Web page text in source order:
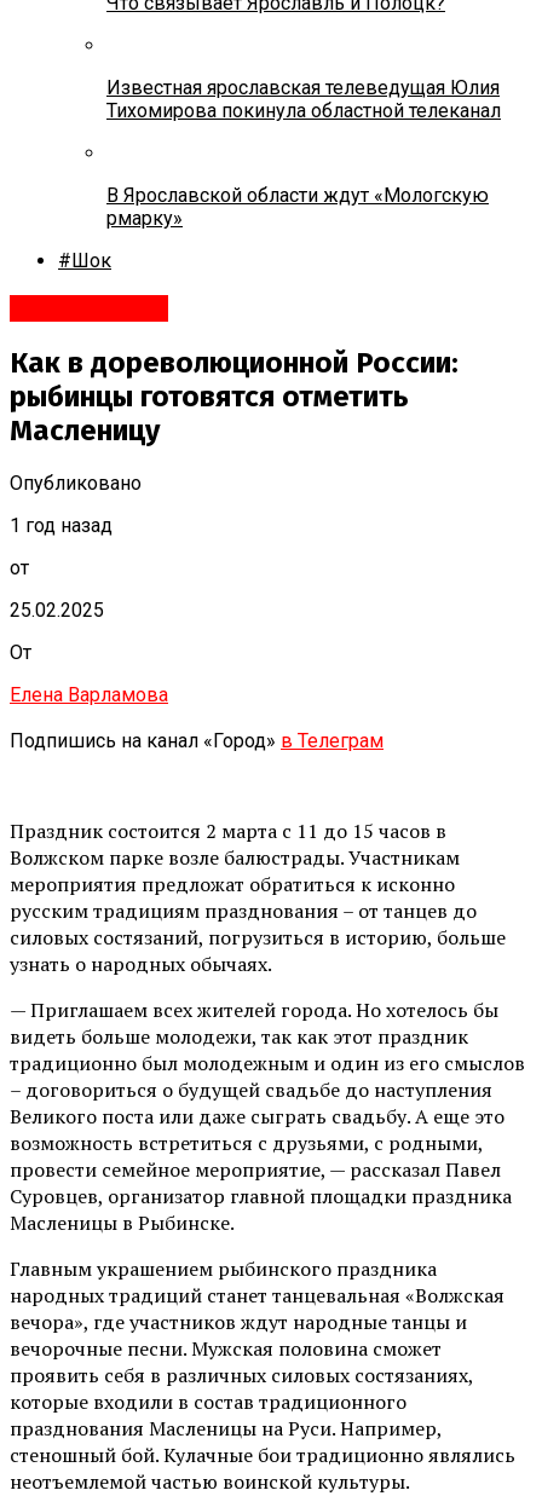
Известная ярославская телеведущая Юлия
Тихомирова покинула областной телеканал
В Ярославской области ждут «Мологскую
рмарку»
#Шок
Как в дореволюционной России:
рыбинцы готовятся отметить
Масленицу
Опубликовано
1 год назад
от
25.02.2025
От
Елена Варламова
Подпишись на канал «Город» в Телеграм
Праздник состоится 2 марта с 11 до 15 часов в
Волжском парке возле балюстрады. Участникам
мероприятия предложат обратиться к исконно
русским традициям празднования – от танцев до
силовых состязаний, погрузиться в историю, больше
узнать о народных обычаях.
— Приглашаем всех жителей города. Но хотелось бы
видеть больше молодежи, так как этот праздник
традиционно был молодежным и один из его смыслов
– договориться о будущей свадьбе до наступления
Великого поста или даже сыграть свадьбу. А еще это
возможность встретиться с друзьями, с родными,
провести семейное мероприятие, — рассказал Павел
Суровцев, организатор главной площадки праздника
Масленицы в Рыбинске.
Главным украшением рыбинского праздника
народных традиций станет танцевальная «Волжская
вечора», где участников ждут народные танцы и
вечорочные песни. Мужская половина сможет
проявить себя в различных силовых состязаниях,
которые входили в состав традиционного
празднования Масленицы на Руси. Например,
стеношный бой. Кулачные бои традиционно являлись
неотъемлемой частью воинской культуры.